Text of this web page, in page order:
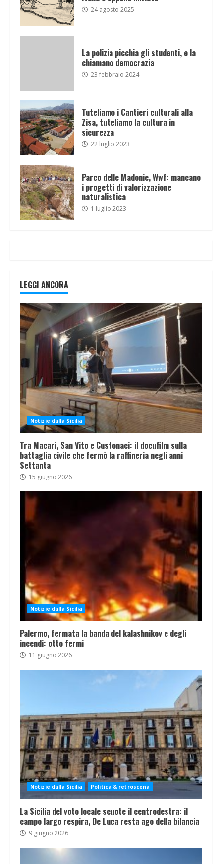
24 agosto 2025
La polizia picchia gli studenti, e la
chiamano democrazia
23 febbraio 2024
Tuteliamo i Cantieri culturali alla
Zisa, tuteliamo la cultura in
sicurezza
22 luglio 2023
Parco delle Madonie, Wwf: mancano
i progetti di valorizzazione
naturalistica
1 luglio 2023
LEGGI ANCORA
Notizie dalla Sicilia
Tra Macari, San Vito e Custonaci: il docufilm sulla
battaglia civile che fermò la raffineria negli anni
Settanta
15 giugno 2026
Notizie dalla Sicilia
Palermo, fermata la banda del kalashnikov e degli
incendi: otto fermi
11 giugno 2026
Notizie dalla Sicilia Politica & retroscena
La Sicilia del voto locale scuote il centrodestra: il
campo largo respira, De Luca resta ago della bilancia
9 giugno 2026